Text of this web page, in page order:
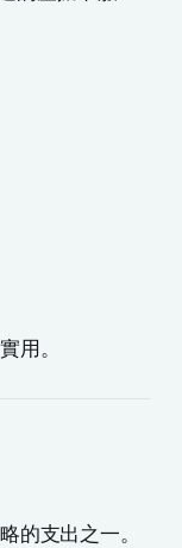
用。
的支出之一。